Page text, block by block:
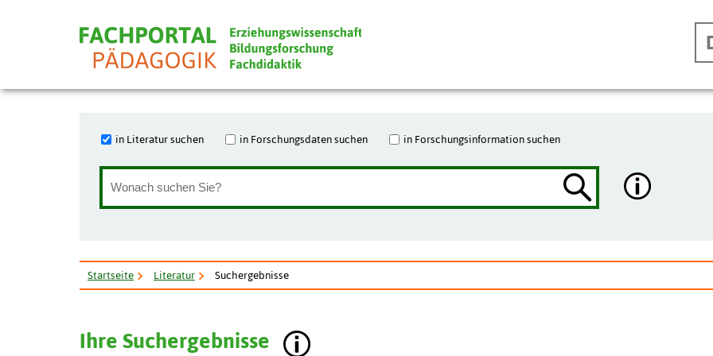
in Literatur suchen in Forschungsdaten suchen in Forschungsinformation suchen
Startseite Literatur Suchergebnisse
Ihre Suchergebnisse